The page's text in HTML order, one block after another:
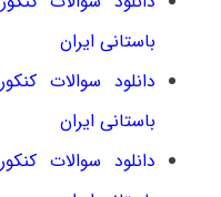
باستانی ایران
باستانی ایران